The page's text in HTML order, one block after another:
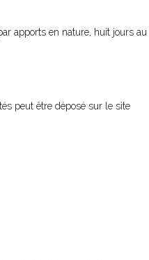
apports en nature, huit jours
peut être déposé sur le site